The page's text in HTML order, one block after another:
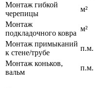
Монтаж гибкой
черепицы
м²
Монтаж
подкладочного ковра
м²
Монтаж примыканий
к стене/трубе
п.м.
Монтаж коньков,
вальм
п.м.